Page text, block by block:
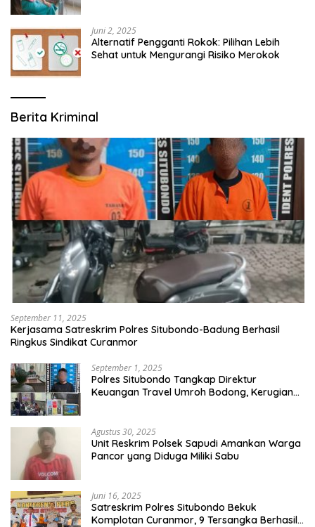
Juni 2, 2025
Alternatif Pengganti Rokok: Pilihan Lebih
Sehat untuk Mengurangi Risiko Merokok
Berita Kriminal
September 11, 2025
Kerjasama Satreskrim Polres Situbondo-Badung Berhasil
Ringkus Sindikat Curanmor
September 1, 2025
Polres Situbondo Tangkap Direktur
Keuangan Travel Umroh Bodong, Kerugian
Agustus 30, 2025
Unit Reskrim Polsek Sapudi Amankan Warga
Pancor yang Diduga Miliki Sabu
Juni 16, 2025
Satreskrim Polres Situbondo Bekuk
Komplotan Curanmor, 9 Tersangka Berhasil